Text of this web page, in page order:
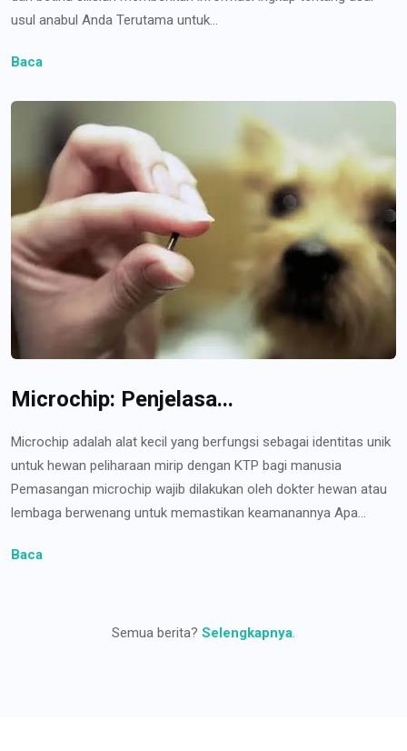
usul anabul Anda Terutama untuk...
Baca
Microchip: Penjelasa...
Microchip adalah alat kecil yang berfungsi sebagai identitas unik
untuk hewan peliharaan mirip dengan KTP bagi manusia
Pemasangan microchip wajib dilakukan oleh dokter hewan atau
lembaga berwenang untuk memastikan keamanannya Apa...
Baca
Semua berita? Selengkapnya